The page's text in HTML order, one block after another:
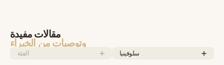
مقالات مفيدة
وتوصيات من الخبراء
الفئة سلوفينيا